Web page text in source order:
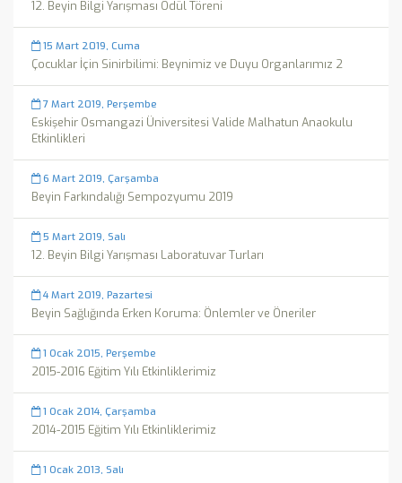
12. Beyin Bilgi Yarışması Ödül Töreni
15 Mart 2019, Cuma
Çocuklar İçin Sinirbilimi: Beynimiz ve Duyu Organlarımız 2
7 Mart 2019, Perşembe
Eskişehir Osmangazi Üniversitesi Valide Malhatun Anaokulu
Etkinlikleri
6 Mart 2019, Çarşamba
Beyin Farkındalığı Sempozyumu 2019
5 Mart 2019, Salı
12. Beyin Bilgi Yarışması Laboratuvar Turları
4 Mart 2019, Pazartesi
Beyin Sağlığında Erken Koruma: Önlemler ve Öneriler
1 Ocak 2015, Perşembe
2015-2016 Eğitim Yılı Etkinliklerimiz
1 Ocak 2014, Çarşamba
2014-2015 Eğitim Yılı Etkinliklerimiz
1 Ocak 2013, Salı